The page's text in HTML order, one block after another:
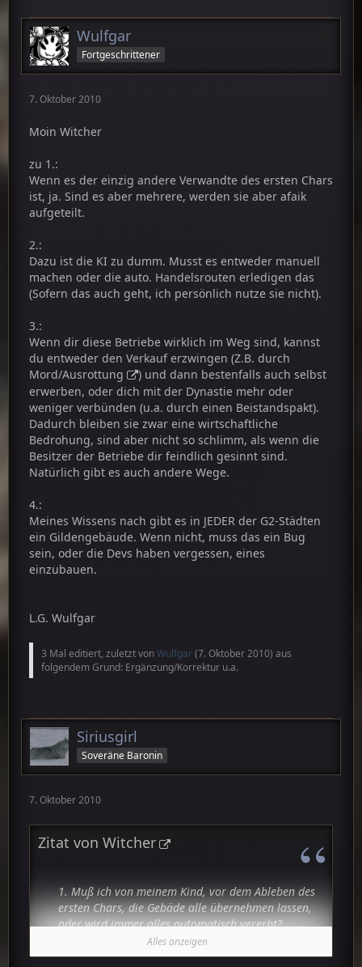
Wulfgar
Fortgeschrittener
7. Oktober 2010
Moin Witcher
zu 1.:
Wenn es der einzig andere Verwandte des ersten Chars
ist, ja. Sind es aber mehrere, werden sie aber afaik
aufgeteilt.
2.:
Dazu ist die KI zu dumm. Musst es entweder manuell
machen oder die auto. Handelsrouten erledigen das
(Sofern das auch geht, ich persönlich nutze sie nicht).
3.:
Wenn dir diese Betriebe wirklich im Weg sind, kannst
du entweder den Verkauf erzwingen (Z.B. durch
Mord/Ausrottung
) und dann bestenfalls auch selbst
erwerben, oder dich mit der Dynastie mehr oder
weniger verbünden (u.a. durch einen Beistandspakt).
Dadurch bleiben sie zwar eine wirtschaftliche
Bedrohung, sind aber nicht so schlimm, als wenn die
Besitzer der Betriebe dir feindlich gesinnt sind.
Natürlich gibt es auch andere Wege.
4.:
Meines Wissens nach gibt es in JEDER der G2-Städten
ein Gildengebäude. Wenn nicht, muss das ein Bug
sein, oder die Devs haben vergessen, eines
einzubauen.
L.G. Wulfgar
3 Mal editiert, zuletzt vonWulfgar(7. Oktober 2010) aus
folgendem Grund: Ergänzung/Korrektur u.a.
Siriusgirl
Soveräne Baronin
7. Oktober 2010
Zitat von Witcher
1. Muß ich von meinem Kind, vor dem Ableben des
ersten Chars, die Gebäde alle übernehmen lassen,
oder wird immer alles automatisch vererbt?
2. Wenn ich einige Betriebe auf Ki umstellen
Alles anzeigen